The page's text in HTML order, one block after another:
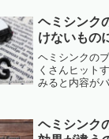
をヘッドホン
えていきまし
ヘミシンク
けないもの
ヘミシンクの
くさんヒット
みると内容が
はヘミシンク
べき点につい
ヘミシンク